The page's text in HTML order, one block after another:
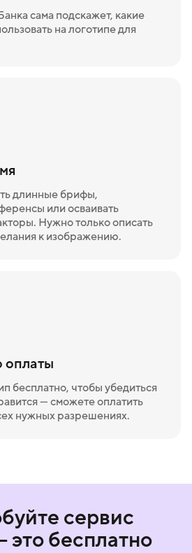
сама подскажет, какие
на логотипе для
длинные брифы,
или осваивать
Нужно только описать
к изображению.
оплаты
бесплатно, чтобы убедиться
— сможете оплатить
нужных разрешениях.
сервис
это бесплатно